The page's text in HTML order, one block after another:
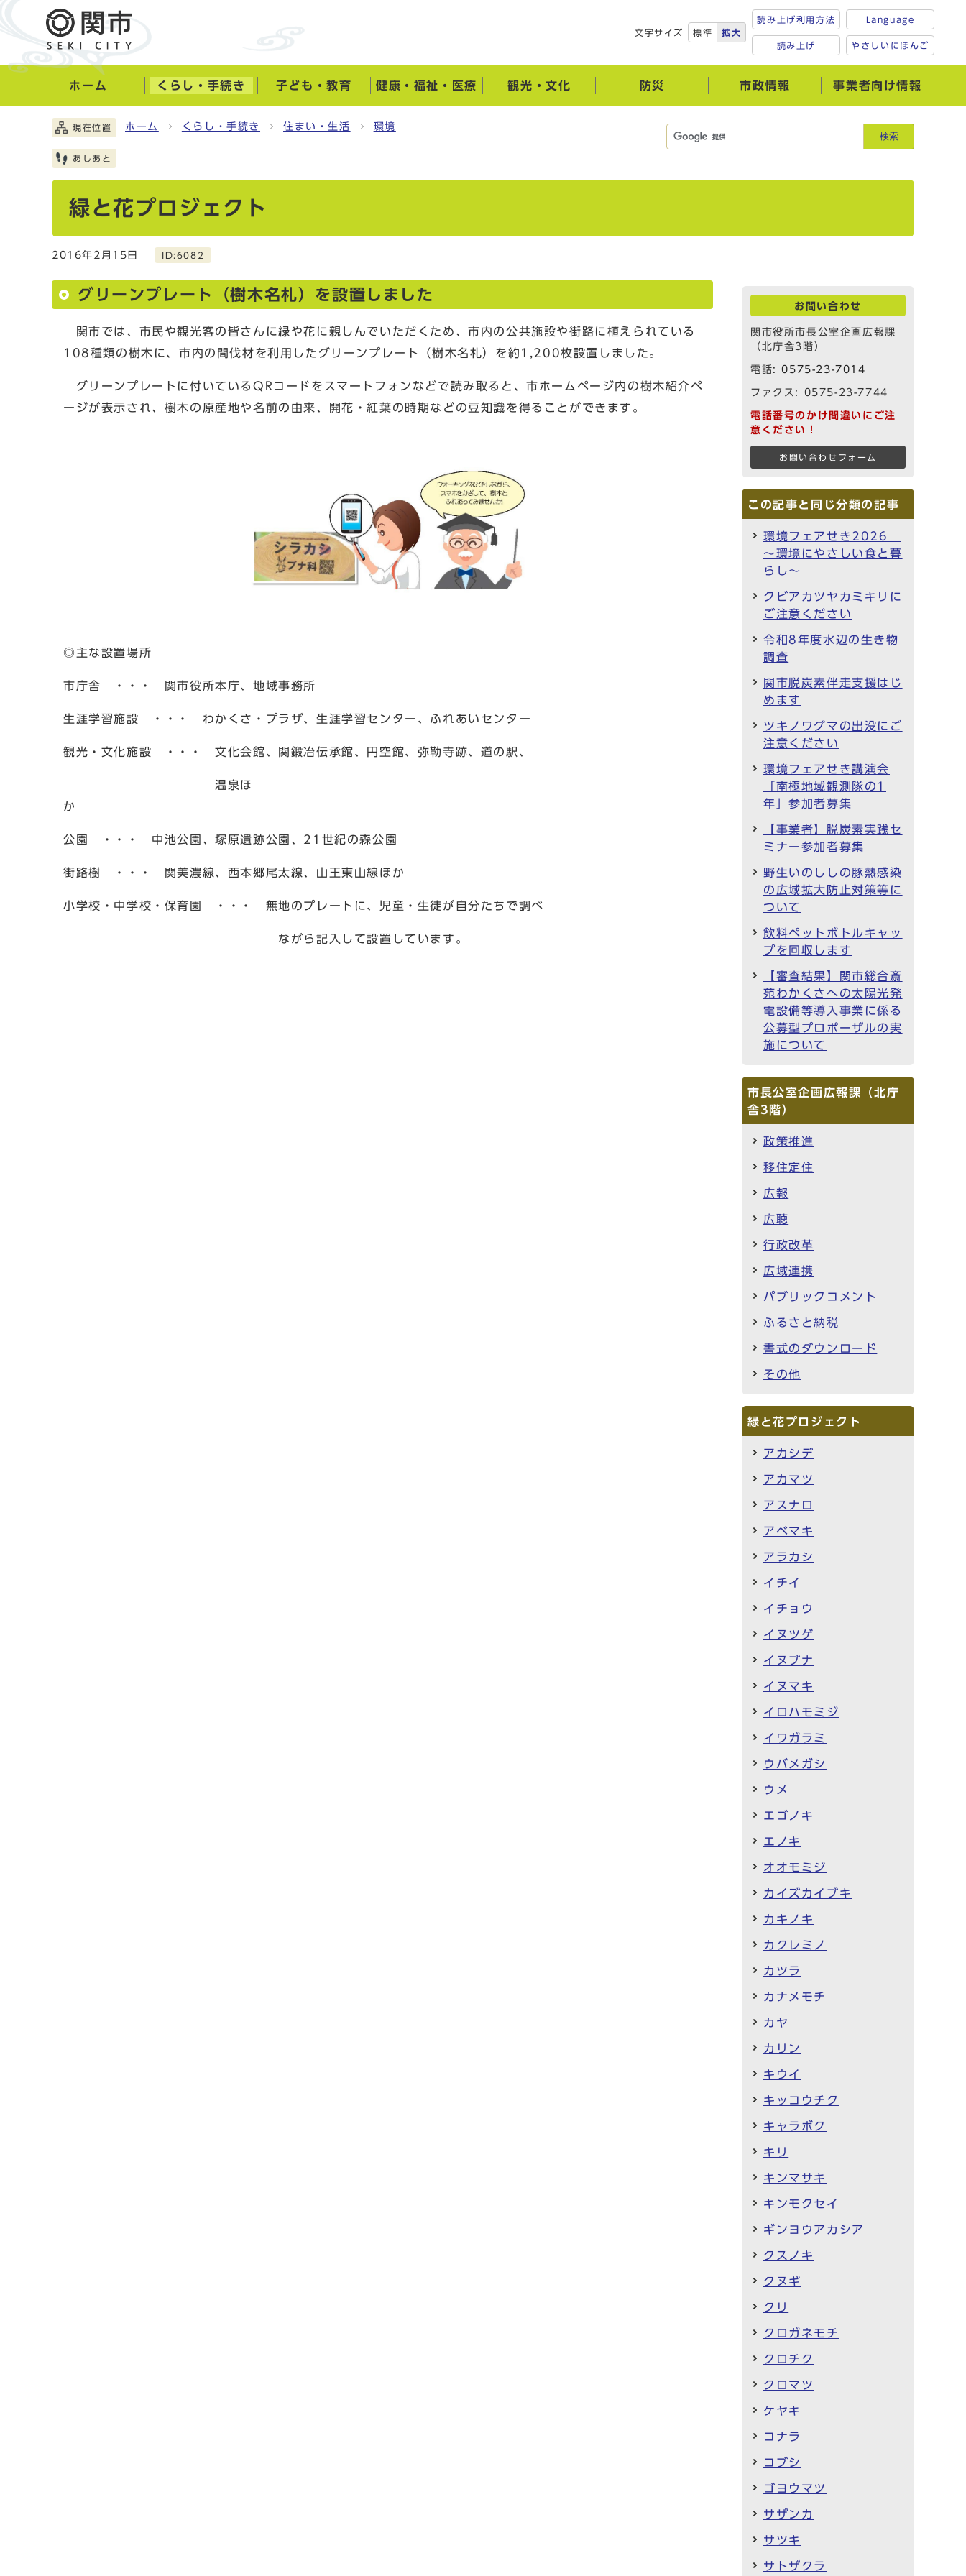
文字サイズ 標準 拡大
読み上げ利用方法
読み上げ
Language
やさしいにほんご
ホーム くらし・手続き 子ども・教育 健康・福祉・医療 観光・文化 防災 市政情報 事業者向け情報
検索
現在位置 ホーム くらし・手続き 住まい・生活 環境
あしあと
緑と花プロジェクト
2016年2月15日 ID:6082
グリーンプレート（樹木名札）を設置しました
関市では、市民や観光客の皆さんに緑や花に親しんでいただくため、市内の公共施設や街路に植えられている
108種類の樹木に、市内の間伐材を利用したグリーンプレート（樹木名札）を約1,200枚設置しました。
グリーンプレートに付いているQRコードをスマートフォンなどで読み取ると、市ホームページ内の樹木紹介ペ
ージが表示され、樹木の原産地や名前の由来、開花・紅葉の時期などの豆知識を得ることができます。
◎主な設置場所
市庁舎 ・・・ 関市役所本庁、地域事務所
生涯学習施設 ・・・ わかくさ・プラザ、生涯学習センター、ふれあいセンター
観光・文化施設 ・・・ 文化会館、関鍛冶伝承館、円空館、弥勒寺跡、道の駅、
温泉ほ
公園 ・・・ 中池公園、塚原遺跡公園、21世紀の森公園
街路樹 ・・・ 関美濃線、西本郷尾太線、山王東山線ほか
小学校・中学校・保育園 ・・・ 無地のプレートに、児童・生徒が自分たちで調べ
ながら記入して設置しています。
お問い合わせ
関市役所市長公室企画広報課
（北庁舎3階）
電話:0575-23-7014
ファクス: 0575-23-7744
電話番号のかけ間違いにご注
意ください！
お問い合わせフォーム
この記事と同じ分類の記事
環境フェアせき2026
～環境にやさしい食と暮
らし～
クビアカツヤカミキリに
ご注意ください
令和8年度水辺の生き物
調査
関市脱炭素伴走支援はじ
めます
ツキノワグマの出没にご
注意ください
環境フェアせき講演会
「南極地域観測隊の1
年」参加者募集
【事業者】脱炭素実践セ
ミナー参加者募集
野生いのししの豚熱感染
の広域拡大防止対策等に
ついて
飲料ペットボトルキャッ
プを回収します
【審査結果】関市総合斎
苑わかくさへの太陽光発
電設備等導入事業に係る
公募型プロポーザルの実
施について
市長公室企画広報課（北庁
舎3階）
政策推進
移住定住
広報
広聴
行政改革
広域連携
パブリックコメント
ふるさと納税
書式のダウンロード
その他
緑と花プロジェクト
アカシデ
アカマツ
アスナロ
アベマキ
アラカシ
イチイ
イチョウ
イヌツゲ
イヌブナ
イヌマキ
イロハモミジ
イワガラミ
ウバメガシ
ウメ
エゴノキ
エノキ
オオモミジ
カイズカイブキ
カキノキ
カクレミノ
カツラ
カナメモチ
カヤ
カリン
キウイ
キッコウチク
キャラボク
キリ
キンマサキ
キンモクセイ
ギンヨウアカシア
クスノキ
クヌギ
クリ
クロガネモチ
クロチク
クロマツ
ケヤキ
コナラ
コブシ
ゴヨウマツ
サザンカ
サツキ
サトザクラ